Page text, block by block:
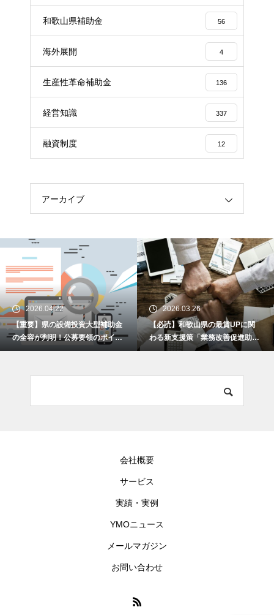
和歌山県補助金 56
海外展開 4
生産性革命補助金 136
経営知識 337
融資制度 12
アーカイブ
2026.04.22
【重要】県の設備投資大型補助金
の全容が判明！公募要領のポイン
トを解説します！
2026.03.26
【必読】和歌山県の最賃UPに関
わる新支援策「業務改善促進助成
金」とは何か？
会社概要
サービス
実績・実例
YMOニュース
メールマガジン
お問い合わせ